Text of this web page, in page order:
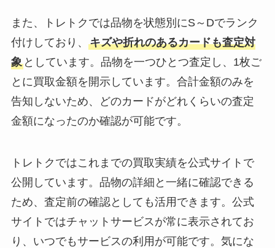
また、トレトクでは品物を状態別にS～Dでランク
付けしており、 キズや折れのあるカードも査定対
象としています。品物を一つひとつ査定し、1枚ご
とに買取金額を開示しています。合計金額のみを
告知しないため、どのカードがどれくらいの査定
金額になったのか確認が可能です。
トレトクではこれまでの買取実績を公式サイトで
公開しています。品物の詳細と一緒に確認できる
ため、査定前の確認としても活用できます。公式
サイトではチャットサービスが常に表示されてお
り、いつでもサービスの利用が可能です。気にな